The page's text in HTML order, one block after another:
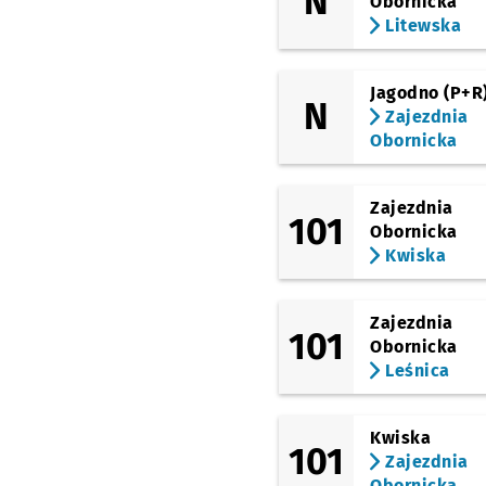
Litewska
N
Jagodno
Zajezdnia
Obornicka
101
Zajezdnia
Obornicka
Kwiska
101
Zajezdnia
Obornicka
Leśnica
101
Kwiska
Zajezdnia